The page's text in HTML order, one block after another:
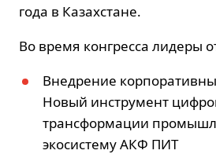
года в Казахстане.
Во время конгресса лидеры
Внедрение
Новый инструмент
трансформации
экосистему АКФ ПИТ